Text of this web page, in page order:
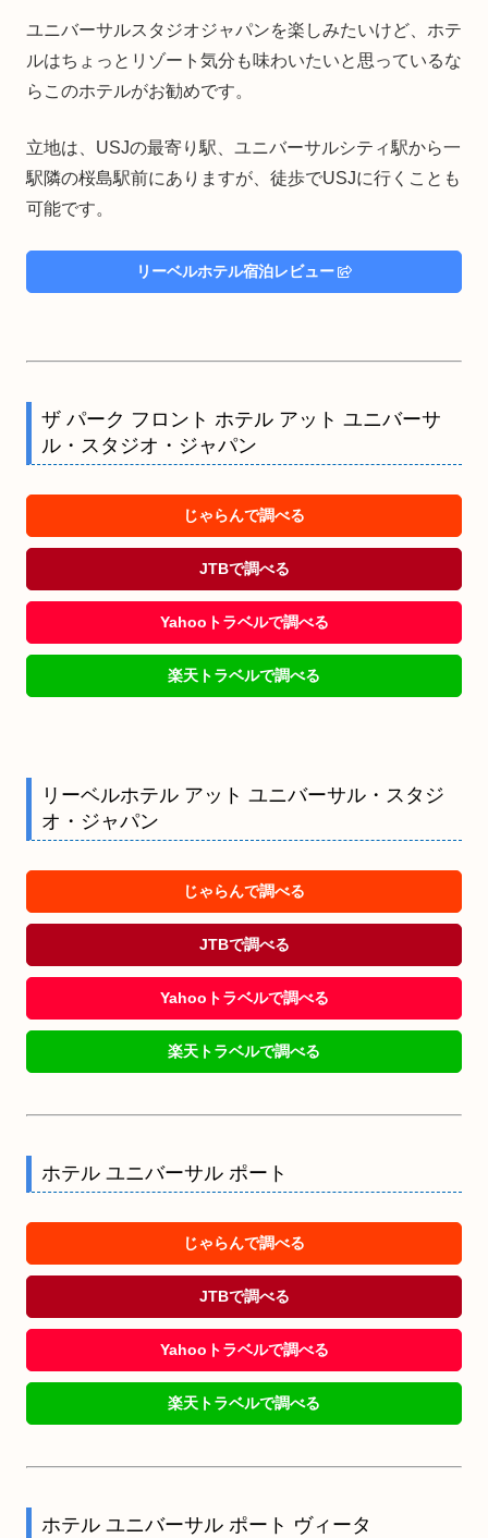
ユニバーサルスタジオジャパンを楽しみたいけど、ホテ
ルはちょっとリゾート気分も味わいたいと思っているな
らこのホテルがお勧めです。
立地は、USJの最寄り駅、ユニバーサルシティ駅から一
駅隣の桜島駅前にありますが、徒歩でUSJに行くことも
可能です。
リーベルホテル宿泊レビュー
ザ パーク フロント ホテル アット ユニバーサ
ル・スタジオ・ジャパン
じゃらんで調べる
JTBで調べる
Yahooトラベルで調べる
楽天トラベルで調べる
リーベルホテル アット ユニバーサル・スタジ
オ・ジャパン
じゃらんで調べる
JTBで調べる
Yahooトラベルで調べる
楽天トラベルで調べる
ホテル ユニバーサル ポート
じゃらんで調べる
JTBで調べる
Yahooトラベルで調べる
楽天トラベルで調べる
ホテル ユニバーサル ポート ヴィータ